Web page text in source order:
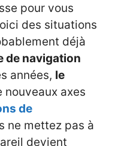
pour vous
des situations
déjà
de navigation
années, le
nouveaux axes
de
ne mettez pas à
devient